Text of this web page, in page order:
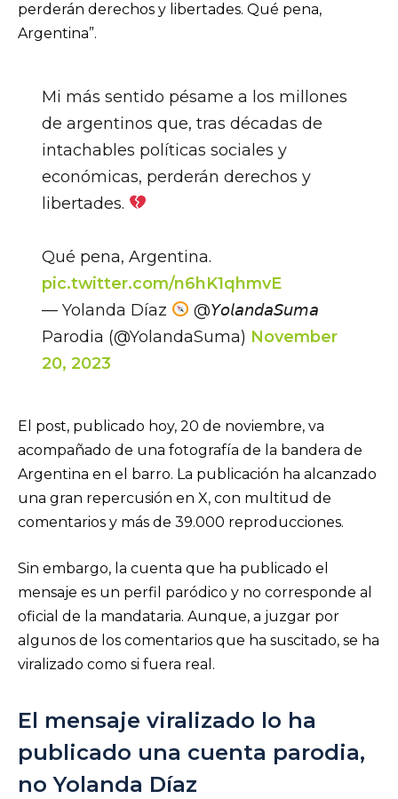
perderán derechos y libertades. Qué pena,
Argentina”.
Mi más sentido pésame a los millones
de argentinos que, tras décadas de
intachables políticas sociales y
económicas, perderán derechos y
libertades.
Qué pena, Argentina.
pic.twitter.com/n6hK1qhmvE
— Yolanda Díaz
@𝘠𝘰𝘭𝘢𝘯𝘥𝘢𝘚𝘶𝘮𝘢
Parodia (@YolandaSuma) November
20, 2023
El post, publicado hoy, 20 de noviembre, va
acompañado de una fotografía de la bandera de
Argentina en el barro. La publicación ha alcanzado
una gran repercusión en X, con multitud de
comentarios y más de 39.000 reproducciones.
Sin embargo, la cuenta que ha publicado el
mensaje es un perfil paródico y no corresponde al
oficial de la mandataria. Aunque, a juzgar por
algunos de los comentarios que ha suscitado, se ha
viralizado como si fuera real.
El mensaje viralizado lo ha
publicado una cuenta parodia,
no Yolanda Díaz